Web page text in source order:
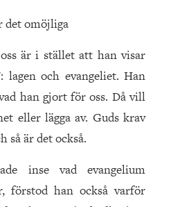
det omöjliga
är i stället att han visar
lagen och evangeliet. Han
han gjort för oss. Då vill
eller lägga av. Guds krav
så är det också.
inse vad evangelium
förstod han också varför